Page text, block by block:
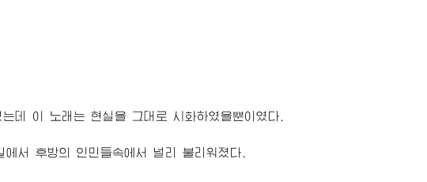
데 이 노래는 현실을 그대로 시화하였을뿐이였다.
서 후방의 인민들속에서 널리 불리워졌다.